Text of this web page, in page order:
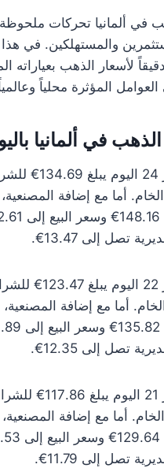
ألمانيا تحركات
والمستهلكين. في هذا
لأسعار الذهب بعياراته
المؤثرة محلياً
في ألمانيا
سعر الذهب عيار 24
الخام. أما مع إضافة
تصل إلى 13.47€.
سعر الذهب عيار 22
الخام. أما مع إضافة
تصل إلى 12.35€.
سعر الذهب عيار 21 اليوم
الخام. أما مع إضافة
تصل إلى 11.79€.